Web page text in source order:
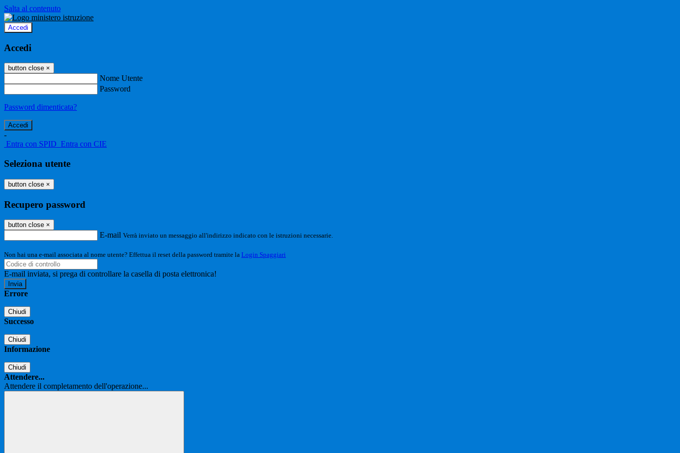
Salta al contenuto
Accedi
Accedi
button close ×
Nome Utente
Password
Password dimenticata?
-
Entra con SPID Entra con CIE
Seleziona utente
button close ×
Recupero password
button close ×
E-mail Verrà inviato un messaggio all'indirizzo indicato con le istruzioni necessarie.
Non hai una e-mail associata al nome utente? Effettua il reset della password tramite la Login Spaggiari
E-mail inviata, si prega di controllare la casella di posta elettronica!
Errore
Chiudi
Successo
Chiudi
Informazione
Chiudi
Attendere...
Attendere il completamento dell'operazione...